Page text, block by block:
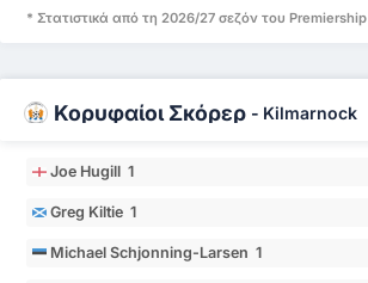
* Στατιστικά από τη 2026/27 σεζόν του Premiership
Κορυφαίοι Σκόρερ - Kilmarnock
Joe Hugill 1
Greg Kiltie 1
Michael Schjonning-Larsen 1